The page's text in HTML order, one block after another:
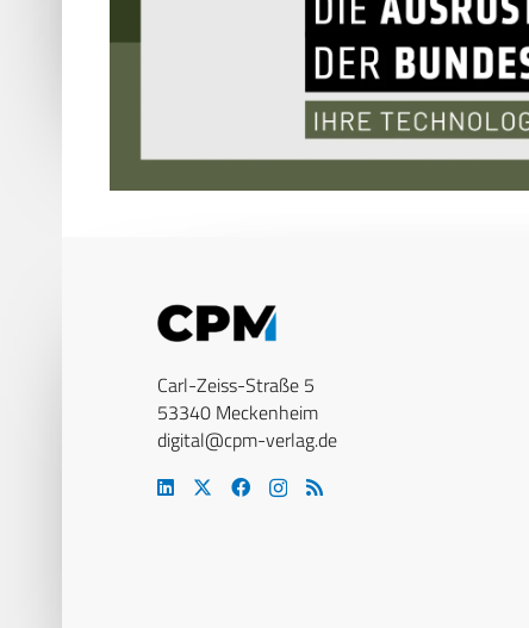
Carl-Zeiss-Straße 5
53340 Meckenheim
digital@cpm-verlag.de